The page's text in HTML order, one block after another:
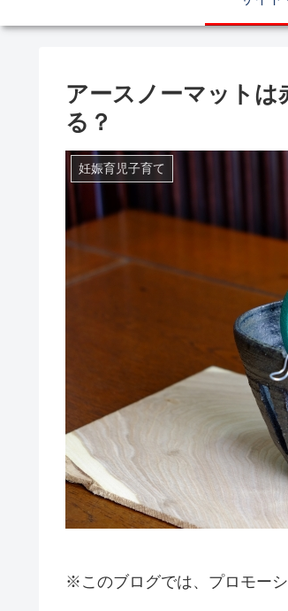
アースノーマットは
る？
妊娠育児子育て
※このブログでは、プロモー